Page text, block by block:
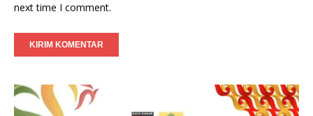
next time I comment.